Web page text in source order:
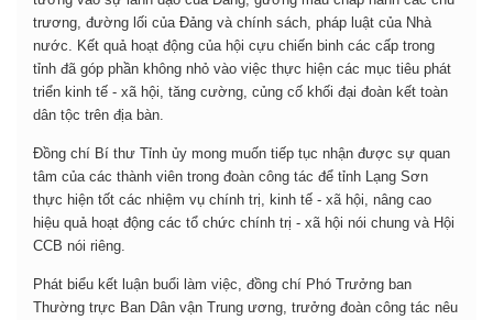
trương, đường lối của Đảng và chính sách, pháp luật của Nhà
nước. Kết quả hoạt động của hội cựu chiến binh các cấp trong
tỉnh đã góp phần không nhỏ vào việc thực hiện các mục tiêu phát
triển kinh tế - xã hội, tăng cường, củng cố khối đại đoàn kết toàn
dân tộc trên địa bàn.
Đồng chí Bí thư Tỉnh ủy mong muốn tiếp tục nhận được sự quan
tâm của các thành viên trong đoàn công tác để tỉnh Lạng Sơn
thực hiện tốt các nhiệm vụ chính trị, kinh tế - xã hội, nâng cao
hiệu quả hoạt động các tổ chức chính trị - xã hội nói chung và Hội
CCB nói riêng.
Phát biểu kết luận buổi làm việc, đồng chí Phó Trưởng ban
Thường trực Ban Dân vận Trung ương, trưởng đoàn công tác nêu